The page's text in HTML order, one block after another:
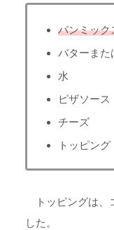
パンミック
バターまた
水
ピザソース
チーズ
トッピング
トッピングは、
した。